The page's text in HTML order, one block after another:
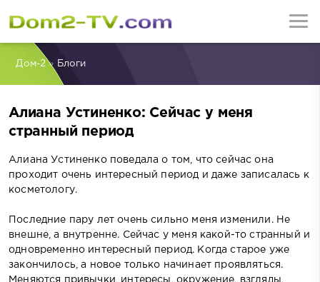
Дом-2» Блоги
Алиана Устиненко: Сейчас у меня
странный период
Алиана Устиненко поведала о том, что сейчас она
проходит очень интересный период и даже записалась к
косметологу.
Последние пару лет очень сильно меня изменили. Не
внешне, а внутренне. Сейчас у меня какой-то странный и
одновременно интересный период. Когда старое уже
закончилось, а новое только начинает проявляться.
Меняются привычки, интересы, окружение, взгляды,